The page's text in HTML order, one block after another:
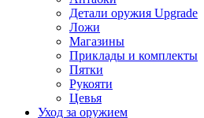
Детали оружия Upgrade
Ложи
Магазины
Приклады и комплекты
Пятки
Рукояти
Цевья
Уход за оружием